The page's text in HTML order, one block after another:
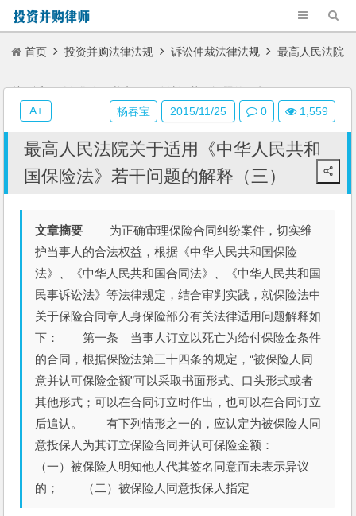
首页 投资并购法律法规 诉讼仲裁法律法规 最高人民法院
关于适用《中华人民共和国保险法》若干问题的解释（三）
最高人民法院关于适用《中华人民共和
国保险法》若干问题的解释（三）
文章摘要 为正确审理保险合同纠纷案件，切实维
护当事人的合法权益，根据《中华人民共和国保险
法》、《中华人民共和国合同法》、《中华人民共和国
民事诉讼法》等法律规定，结合审判实践，就保险法中
关于保险合同章人身保险部分有关法律适用问题解释如
下： 第一条 当事人订立以死亡为给付保险金条件
的合同，根据保险法第三十四条的规定，“被保险人同
意并认可保险金额”可以采取书面形式、口头形式或者
其他形式；可以在合同订立时作出，也可以在合同订立
后追认。 有下列情形之一的，应认定为被保险人同
意投保人为其订立保险合同并认可保险金额：
（一）被保险人明知他人代其签名同意而未表示异议
的； （二）被保险人同意投保人指定
杨春宝 2015/11/25 0 1,559
A+